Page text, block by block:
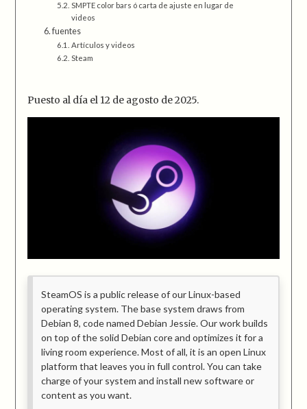
SMPTE color bars ó carta de ajuste en lugar de
videos
fuentes
Artículos y videos
Steam
Puesto al día el 12 de agosto de 2025.
SteamOS is a public release of our Linux-based
operating system. The base system draws from
Debian 8, code named Debian Jessie. Our work builds
on top of the solid Debian core and optimizes it for a
living room experience. Most of all, it is an open Linux
platform that leaves you in full control. You can take
charge of your system and install new software or
content as you want.